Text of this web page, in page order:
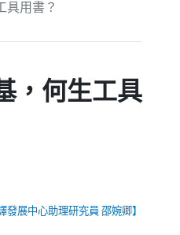
具用書？
，何生工具
發展中心助理研究員 邵婉卿】